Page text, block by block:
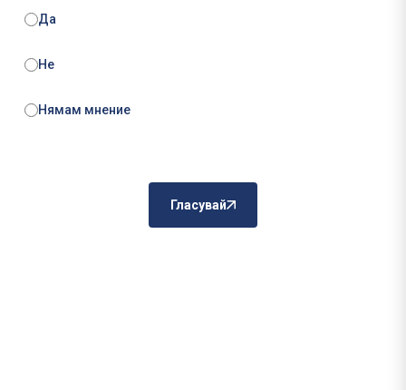
Да
Не
Нямам мнение
Гласувай